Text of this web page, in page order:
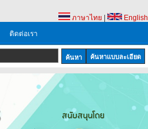
ภาษาไทย
English
ติดต่อเรา
ค้นหาแบบละเอียด